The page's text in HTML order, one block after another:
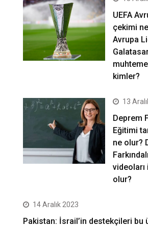
UEFA
çekimi
Avrupa
kimler?
13
Deprem
Eğitimi
ne olur?
olur?
14 Aralık 2023
Pakistan: İsrail’in destekçileri bu